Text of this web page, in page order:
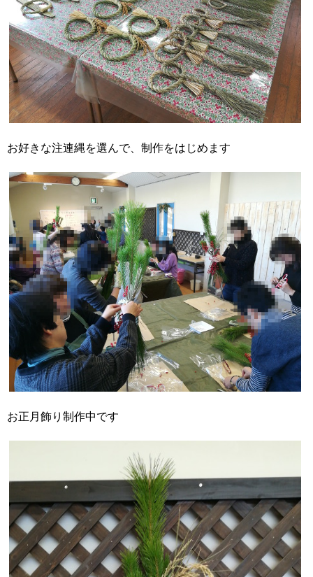
お好きな注連縄を選んで、制作をはじめます
お正月飾り制作中です